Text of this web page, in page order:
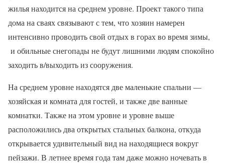
жилья находится на среднем уровне. Проект такого типа
дома на сваях связывают с тем, что хозяин намерен
интенсивно проводить свой отдых в горах во время зимы,
и обильные снегопады не будут лишними людям спокойно
заходить в/выходить из сооружения.
На среднем уровне находятся две маленькие спальни —
хозяйская и комната для гостей, и также две ванные
комнатки. Также на этом уровне и уровне выше
расположились два открытых стальных балкона, откуда
открывается удивительный вид на находящиеся вокруг
пейзажи. В летнее время года там даже можно ночевать в